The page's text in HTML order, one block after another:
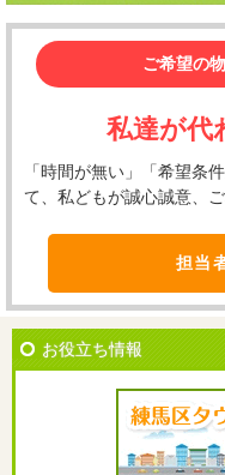
ご希望の
私達が代
「時間が無い」「希望条
て、私どもが誠心誠意、
担当
お役立ち情報